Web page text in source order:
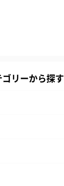
ゴリーから探す